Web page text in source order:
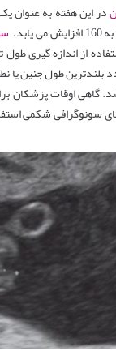
در این هفته به عنوان
از اندازه گیری
طول جنین یا
گاهی اوقات پزشکان
سونوگرافی شکمی